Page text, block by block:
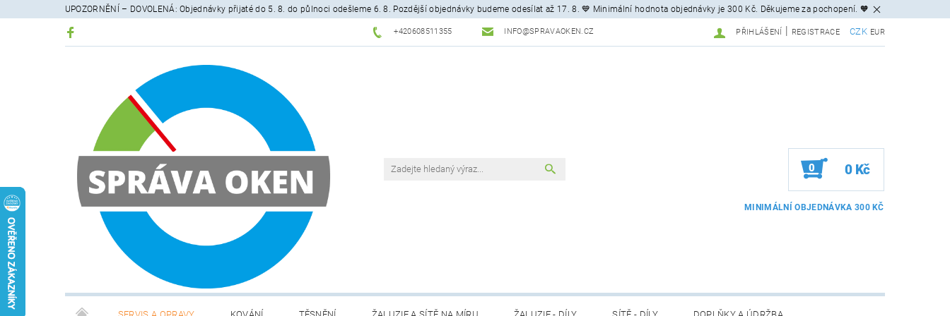
UPOZORNĚNÍ – DOVOLENÁ: Objednávky přijaté do 5. 8. do půlnoci odešleme 6. 8. Pozdější objednávky budeme odesílat až 17. 8. 💙 Minimální hodnota objednávky je 300 Kč. Děkujeme za pochopení. 🧡
+420608511355 INFO@SPRAVAOKEN.CZ CZK EUR
PŘIHLÁŠENÍ REGISTRACE
0 0 Kč